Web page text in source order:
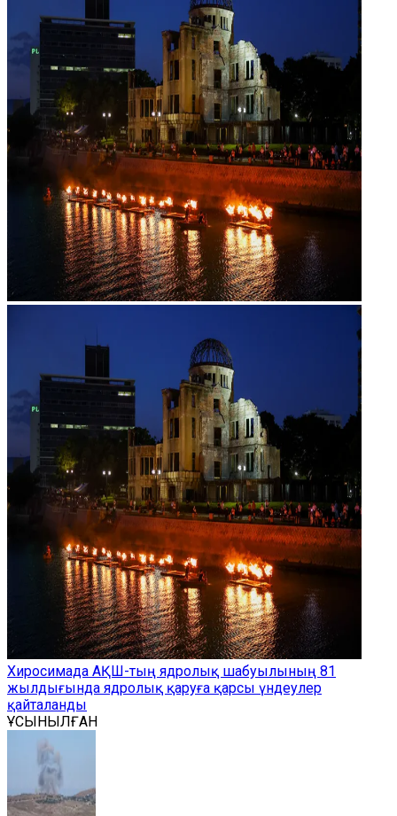
Хиросимада АҚШ-тың ядролық шабуылының 81
жылдығында ядролық қаруға қарсы үндеулер
қайталанды
ҰСЫНЫЛҒАН